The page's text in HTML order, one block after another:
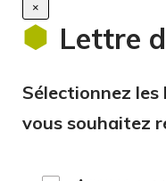
×
Lettre
Sélectionnez
vous souhaitez